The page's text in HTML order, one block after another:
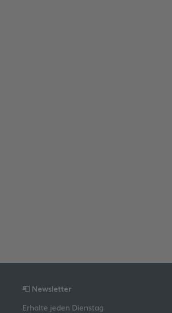
📮 Newsletter
Erhalte jeden Dienstag